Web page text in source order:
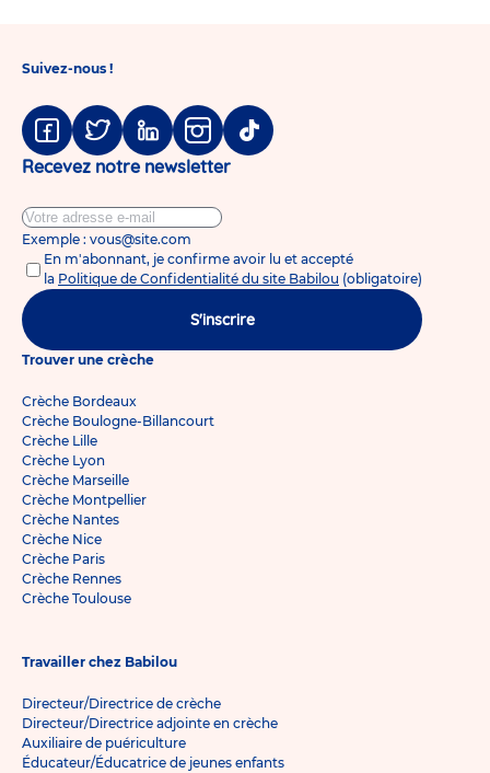
Suivez-nous !
Facebook
TwitterLinkedinInstagram
Tiktok
Recevez notre newsletter
Exemple : vous@site.com
En m'abonnant, je confirme avoir lu et accepté
la Politique de Confidentialité du site Babilou (obligatoire)
S'inscrire
Trouver une crèche
Crèche Bordeaux
Crèche Boulogne-Billancourt
Crèche Lille
Crèche Lyon
Crèche Marseille
Crèche Montpellier
Crèche Nantes
Crèche Nice
Crèche Paris
Crèche Rennes
Crèche Toulouse
Travailler chez Babilou
Directeur/Directrice de crèche
Directeur/Directrice adjointe en crèche
Auxiliaire de puériculture
Éducateur/Éducatrice de jeunes enfants